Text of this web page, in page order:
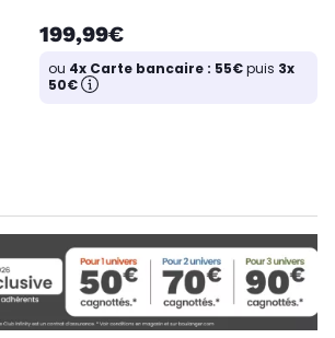
199,99€
ou 4x Carte bancaire : 55€puis 3x
50€